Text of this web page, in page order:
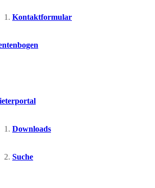
Kontaktformular
Downloads
Suche